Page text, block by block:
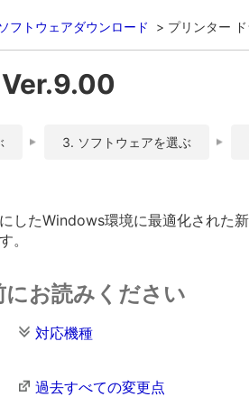
ソフトウェアダウンロード プリンター
Ver.9.00
3. ソフトウェアを選ぶ
したWindows環境に最適化された
。
お読みください
対応機種
過去すべての変更点